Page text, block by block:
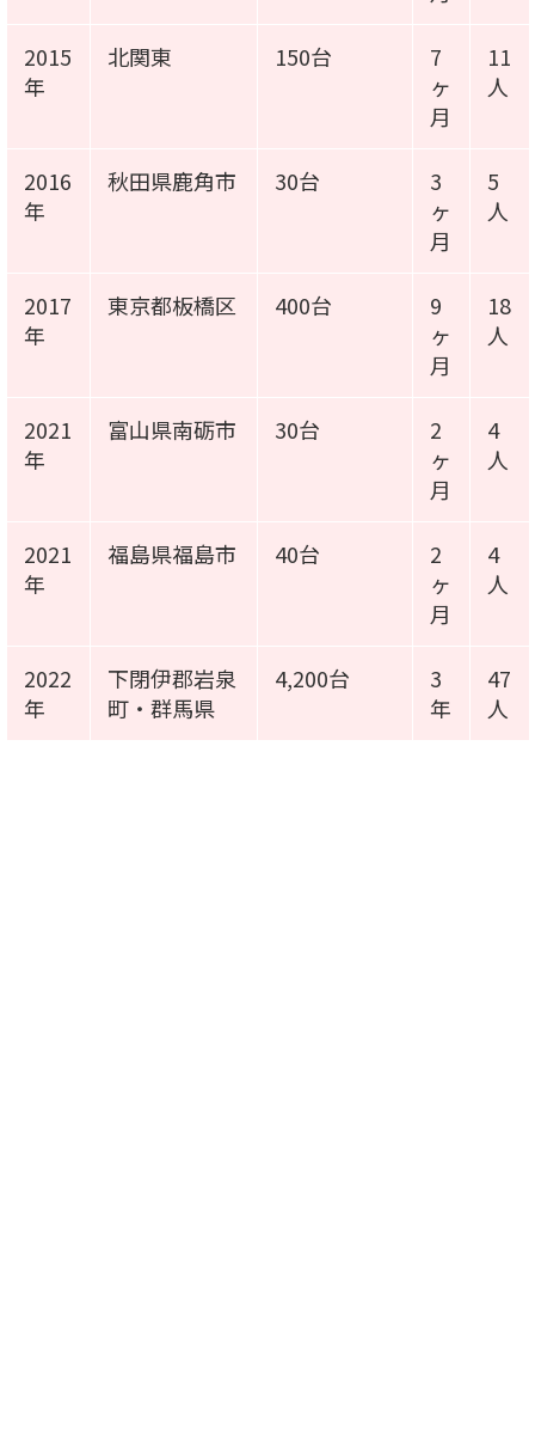
2015
年
北関東 150台
7
ヶ
月
11
人
2016
年
秋田県鹿角市 30台
3
ヶ
月
5
人
2017
年
東京都板橋区 400台
9
ヶ
月
18
人
2021
年
富山県南砺市 30台
2
ヶ
月
4
人
2021
年
福島県福島市 40台
2
ヶ
月
4
人
2022
年
下閉伊郡岩泉
町・群馬県
4,200台
3
年
47
人